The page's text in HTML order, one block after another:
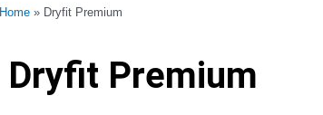
Home » Dryfit Premium
Dryfit Premium